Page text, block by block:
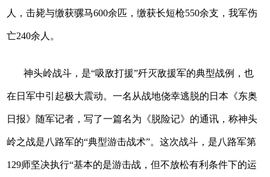
人，击毙与缴获骡马600余匹，缴获长短枪550余支，我军伤
亡240余人。
神头岭战斗，是“吸敌打援”歼灭敌援军的典型战例，也
在日军中引起极大震动。一名从战地侥幸逃脱的日本《东奥
日报》随军记者，写了一篇名为《脱险记》的通讯，称神头
岭之战是八路军的“典型游击战术”。这次战斗，是八路军第
129师坚决执行“基本的是游击战，但不放松有利条件下的运